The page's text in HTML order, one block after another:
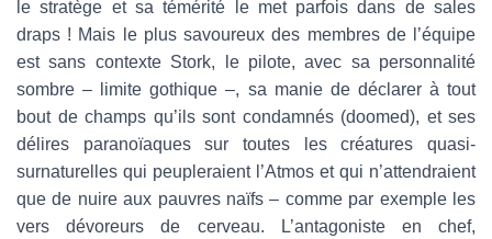
le stratège et sa témérité le met parfois dans de sales
draps ! Mais le plus savoureux des membres de l’équipe
est sans contexte Stork, le pilote, avec sa personnalité
sombre – limite gothique –, sa manie de déclarer à tout
bout de champs qu’ils sont condamnés (doomed), et ses
délires paranoïaques sur toutes les créatures quasi-
surnaturelles qui peupleraient l’Atmos et qui n’attendraient
que de nuire aux pauvres naïfs – comme par exemple les
vers dévoreurs de cerveau. L’antagoniste en chef,